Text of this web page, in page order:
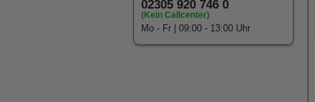
02305 920 746 0
(Kein Callcenter)
Mo - Fr | 09:00 - 13:00 Uhr